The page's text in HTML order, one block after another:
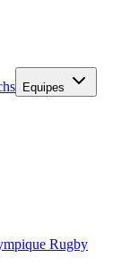
Equipes
Rugby